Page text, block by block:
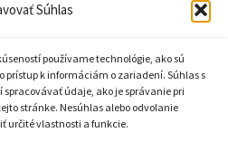
Súhlas
používame technológie, ako sú
prístup k informáciám o zariadení. Súhlas s
údaje, ako je správanie pri
stránke. Nesúhlas alebo odvolanie
určité vlastnosti a funkcie.
súkromia